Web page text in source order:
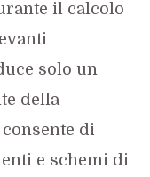
il calcolo
solo un
della
di
e schemi di